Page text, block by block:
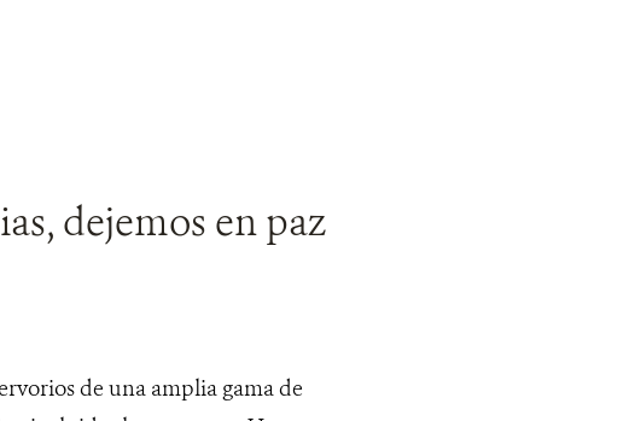
dejemos en paz
de una amplia gama de